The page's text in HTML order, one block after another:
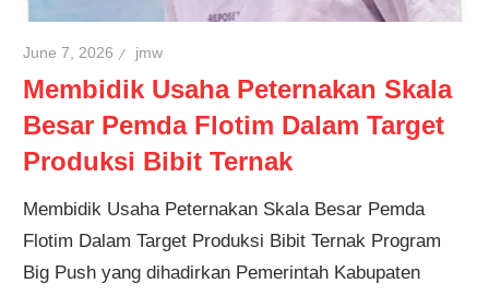
June 7, 2026 jmw
Membidik Usaha Peternakan Skala
Besar Pemda Flotim Dalam Target
Produksi Bibit Ternak
Membidik Usaha Peternakan Skala Besar Pemda
Flotim Dalam Target Produksi Bibit Ternak Program
Big Push yang dihadirkan Pemerintah Kabupaten